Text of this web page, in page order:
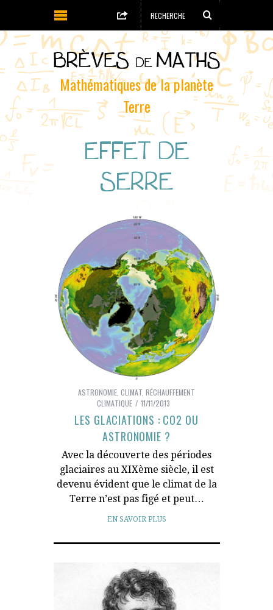
Mathématiques de la planète
Terre
EFFET DE
SERRE
ASTRONOMIE CLIMAT RÉCHAUFFEMENT
CLIMATIQUE
11/11/2013
LES GLACIATIONS : CO2 OU
ASTRONOMIE ?
Avec la découverte des périodes
glaciaires au XIXème siècle, il est
devenu évident que le climat de la
Terre n’est pas figé et peut…
EN SAVOIR PLUS